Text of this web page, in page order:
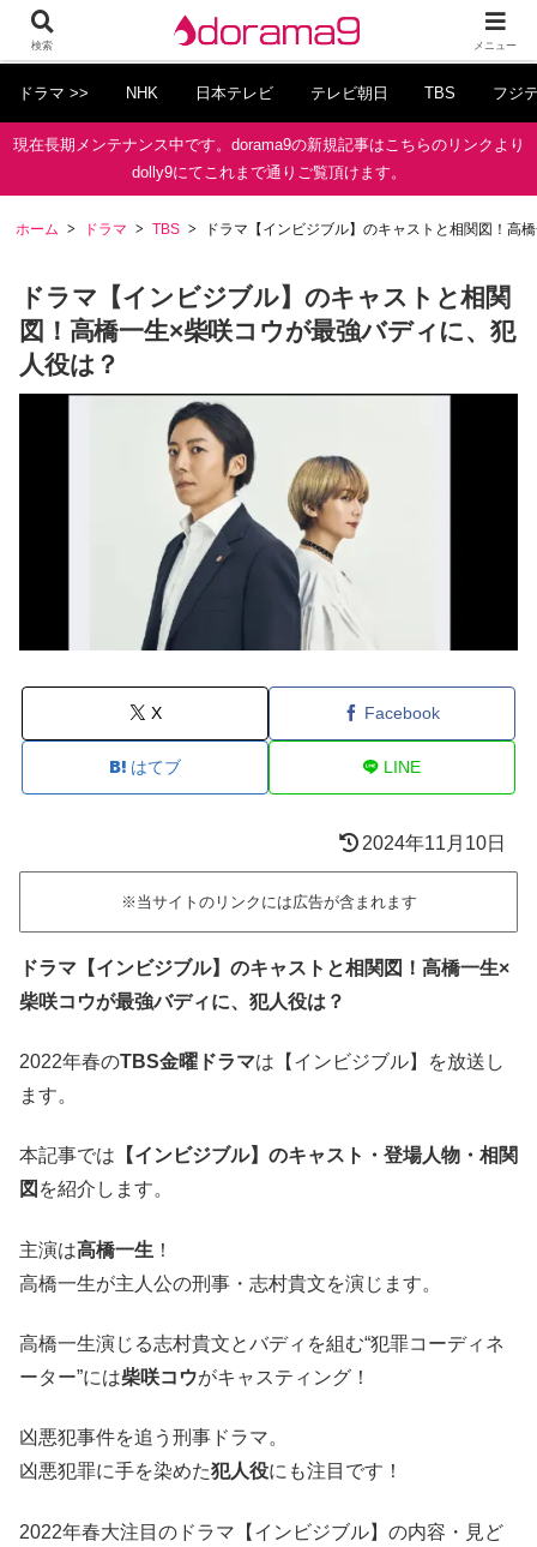
ドラマ >> NHK 日本テレビ テレビ朝日 TBS フジ
現在長期メンテナンス中です。dorama9の新規記事はこちらのリンクより
dolly9にてこれまで通りご覧頂けます。
ホーム ドラマ TBS ドラマ【インビジブル】のキャストと相関図！高
ドラマ【インビジブル】のキャストと相関
図！高橋一生×柴咲コウが最強バディに、犯
人役は？
X Facebook
はてブ LINE
2024年11月10日
※当サイトのリンクには広告が含まれます
ドラマ【インビジブル】のキャストと相関図！高橋一生×
柴咲コウが最強バディに、犯人役は？
2022年春のTBS金曜ドラマは【インビジブル】を放送し
ます。
本記事では 【インビジブル】のキャスト・登場人物・相関
図 を紹介します。
主演は高橋一生 ！
高橋一生が主人公の刑事・志村貴文を演じます。
高橋一生演じる志村貴文とバディを組む“犯罪コーディネ
ーター”には柴咲コウがキャスティング！
凶悪犯事件を追う刑事ドラマ。
凶悪犯罪に手を染めた犯人役にも注目です！
2022年春大注目のドラマ【インビジブル】の内容・見ど
検索 メニュー